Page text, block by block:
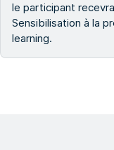
le participant
Sensibilisation à la
learning.